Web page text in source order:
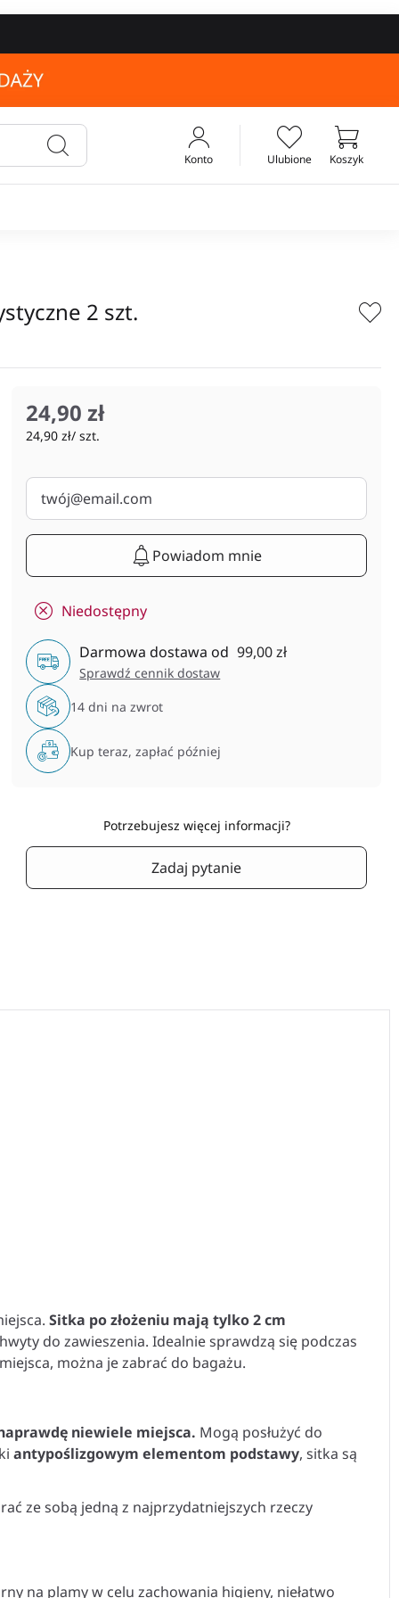
Ulubione
Konto Koszyk
2 szt.
24,90 zł
24,90 zł/ szt.
Powiadom mnie
Niedostępny
Darmowa dostawa od 99,00 zł
Sprawdź cennik dostaw
14 dni na zwrot
Kup teraz, zapłać później
Potrzebujesz więcej informacji?
Zadaj pytanie
Sitka po złożeniu mają tylko 2 cm
do zawieszenia. Idealnie sprawdzą się podczas
można je zabrać do bagażu.
niewiele miejsca. Mogą posłużyć do
antypoślizgowym elementom podstawy, sitka są
ze sobą jedną z najprzydatniejszych rzeczy
na plamy w celu zachowania higieny, niełatwo